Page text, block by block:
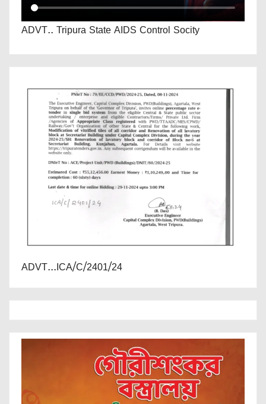
ADVT.. Tripura State AIDS Control Socity
ADVT...ICA/C/2401/24